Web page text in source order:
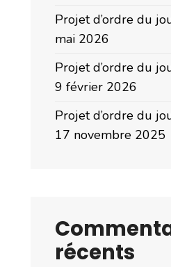
Projet d’ordre du
mai 2026
Projet d’ordre du
9 février 2026
Projet d’ordre du
17 novembre 2025
récents